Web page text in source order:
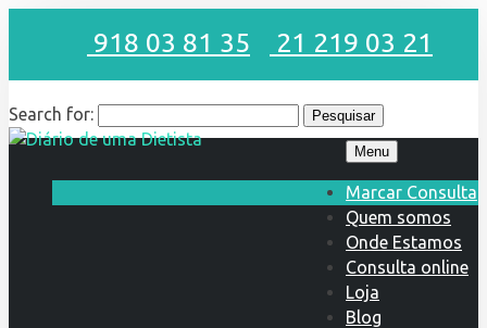
918 03 81 35 21 219 03 21
Search for:
Menu
Marcar Consulta
Quem somos
Onde Estamos
Consulta online
Loja
Blog